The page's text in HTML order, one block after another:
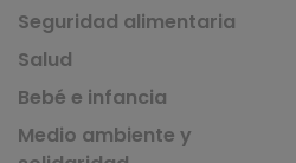
Seguridad alimentaria
Salud
Bebé e infancia
Medio ambiente y